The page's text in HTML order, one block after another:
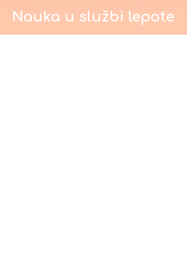
Nauka u službi lepote